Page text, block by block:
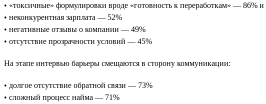
• «токсичные» формулировки вроде «готовность к переработкам» — 86% и
• неконкурентная зарплата — 52%
• негативные отзывы о компании — 49%
• отсутствие прозрачности условий — 45%
На этапе интервью барьеры смещаются в сторону коммуникации:
• долгое отсутствие обратной связи — 73%
• сложный процесс найма — 71%